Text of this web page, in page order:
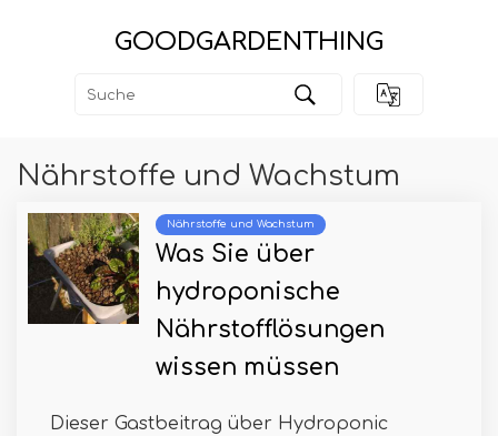
GOODGARDENTHING
Nährstoffe und Wachstum
Nährstoffe und Wachstum
Was Sie über
hydroponische
Nährstofflösungen
wissen müssen
Dieser Gastbeitrag über Hydroponic